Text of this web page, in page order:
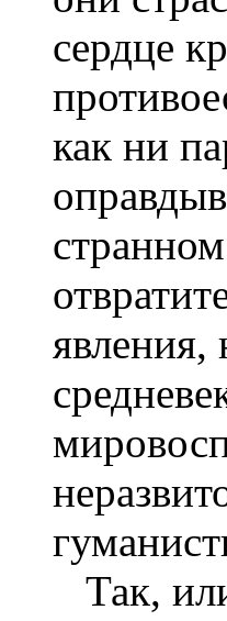
сердце
как ни
Так,